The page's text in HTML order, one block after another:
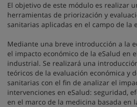
El objetivo de este módulo es realizar
herramientas de priorización y
sanitarias aplicadas en el campo de la
Mediante una breve introducción a la
el impacto económico de la eSalud en
industrial. Se realizará una
teóricos de la evaluación económica y
sanitarias con el fin de analizar el
intervenciones en eSalud: seguridad,
en el marco de la medicina basada en